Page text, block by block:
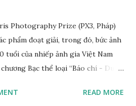
Photography Prize (PX3, Pháp)
phẩm đoạt giải, trong đó, bức ảnh
tuổi của nhiếp ảnh gia Việt Nam
Bạc thể loại “Báo chí - Du
nhân Trịnh Ngọc sống ởREAD MORE